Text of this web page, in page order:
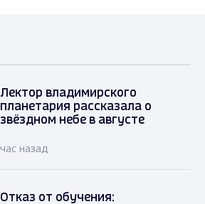
Лектор владимирского
планетария рассказала о
звёздном небе в августе
час назад
Отказ от обучения: